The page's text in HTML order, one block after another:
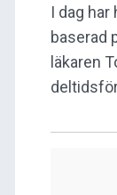
I dag
baserad
läkaren